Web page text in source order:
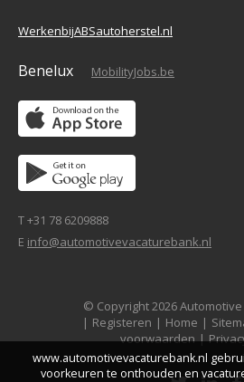
WerkenbijABSautoherstel.nl
Benelux MobilityJobs.be
T +31 78 6209888
E info@automotivevacaturebank.nl
© Copyright 2026
| Registeren | Home |
voorwaarden |
www.automotivevacaturebank.nl
voorkeuren te onthouden en